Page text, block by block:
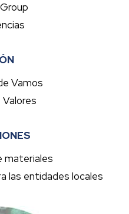
Vamos
materiales
las entidades locales